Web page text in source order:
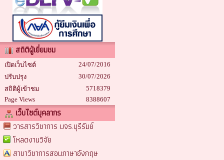
สถิติผู้เยี่ยมชม
เปิดเว็บไซต์
24/07/2016
ปรับปรุง
30/07/2026
สถิติผู้เข้าชม
5718379
Page Views
8388607
เว็บไซต์บุคลากร
วารสารวิชาการ มจร.บุรีรัมย์
โหลดงานวิจัย
สาขาวิชาการสอนภาษาอังกฤษ